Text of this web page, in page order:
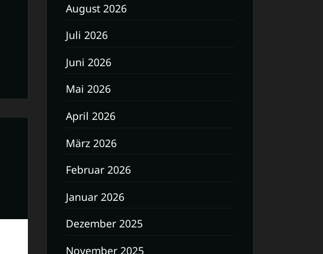
August 2026
Juli 2026
Juni 2026
Mai 2026
April 2026
März 2026
Februar 2026
Januar 2026
Dezember 2025
November 2025